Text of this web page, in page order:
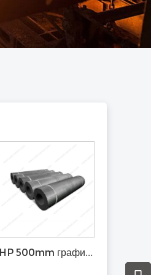
HP 500mm графитовый электрод, наконечник T4L